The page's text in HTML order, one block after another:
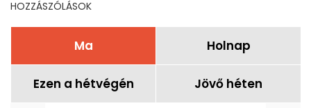
HOZZÁSZÓLÁSOK
Ma Holnap
Ezen a hétvégén Jövő héten